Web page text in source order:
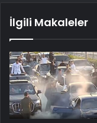
İlgili Makaleler